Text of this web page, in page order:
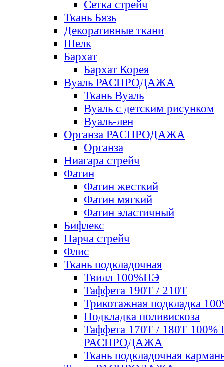
Сетка стрейч
Ткань Бязь
Декоративные ткани
Шелк
Бархат
Бархат Корея
Вуаль РАСПРОДАЖА
Ткань Вуаль
Вуаль с детским рисунком
Вуаль-лен
Органза РАСПРОДАЖА
Органза
Ниагара стрейч
Фатин
Фатин жесткий
Фатин мягкий
Фатин элаcтичный
Бифлекс
Парча стрейч
Флис
Ткань подкладочная
Твилл 100%ПЭ
Таффета 190Т / 210Т
Трикотажная подкладка
Подкладка поливискоза
Таффета 170Т / 180Т 100%
РАСПРОДАЖА
Ткань подкладочная